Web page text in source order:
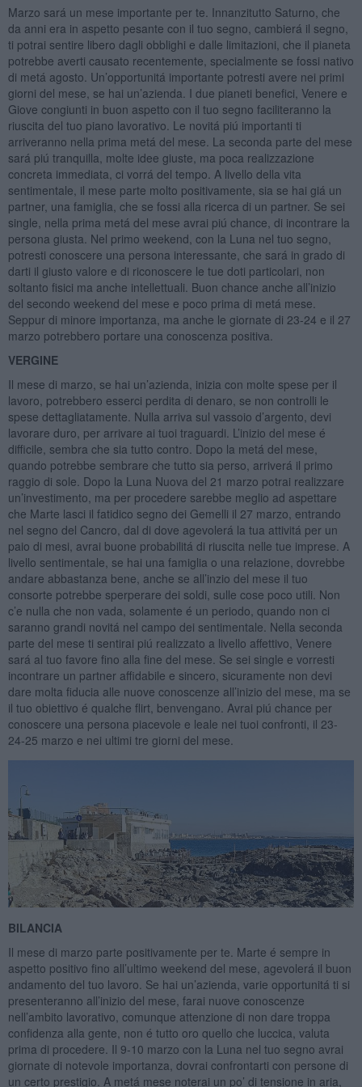
Marzo sará un mese importante per te. Innanzitutto Saturno, che
da anni era in aspetto pesante con il tuo segno, cambierá il segno,
ti potrai sentire libero dagli obblighi e dalle limitazioni, che il pianeta
potrebbe averti causato recentemente, specialmente se fossi nativo
di metá agosto. Un’opportunitá importante potresti avere nei primi
giorni del mese, se hai un’azienda. I due pianeti benefici, Venere e
Giove congiunti in buon aspetto con il tuo segno faciliteranno la
riuscita del tuo piano lavorativo. Le novitá piú importanti ti
arriveranno nella prima metá del mese. La seconda parte del mese
sará piú tranquilla, molte idee giuste, ma poca realizzazione
concreta immediata, ci vorrá del tempo. A livello della vita
sentimentale, il mese parte molto positivamente, sia se hai giá un
partner, una famiglia, che se fossi alla ricerca di un partner. Se sei
single, nella prima metá del mese avrai piú chance, di incontrare la
persona giusta. Nel primo weekend, con la Luna nel tuo segno,
potresti conoscere una persona interessante, che sará in grado di
darti il giusto valore e di riconoscere le tue doti particolari, non
soltanto fisici ma anche intellettuali. Buon chance anche all’inizio
del secondo weekend del mese e poco prima di metá mese.
Seppur di minore importanza, ma anche le giornate di 23-24 e il 27
marzo potrebbero portare una conoscenza positiva.
VERGINE
Il mese di marzo, se hai un’azienda, inizia con molte spese per il
lavoro, potrebbero esserci perdita di denaro, se non controlli le
spese dettagliatamente. Nulla arriva sul vassoio d’argento, devi
lavorare duro, per arrivare ai tuoi traguardi. L’inizio del mese é
difficile, sembra che sia tutto contro. Dopo la metá del mese,
quando potrebbe sembrare che tutto sia perso, arriverá il primo
raggio di sole. Dopo la Luna Nuova del 21 marzo potrai realizzare
un’investimento, ma per procedere sarebbe meglio ad aspettare
che Marte lasci il fatidico segno dei Gemelli il 27 marzo, entrando
nel segno del Cancro, dal di dove agevolerá la tua attivitá per un
paio di mesi, avrai buone probabilitá di riuscita nelle tue imprese. A
livello sentimentale, se hai una famiglia o una relazione, dovrebbe
andare abbastanza bene, anche se all’inzio del mese il tuo
consorte potrebbe sperperare dei soldi, sulle cose poco utili. Non
c’e nulla che non vada, solamente é un periodo, quando non ci
saranno grandi novitá nel campo dei sentimentale. Nella seconda
parte del mese ti sentirai piú realizzato a livello affettivo, Venere
sará al tuo favore fino alla fine del mese. Se sei single e vorresti
incontrare un partner affidabile e sincero, sicuramente non devi
dare molta fiducia alle nuove conoscenze all’inizio del mese, ma se
il tuo obiettivo é qualche flirt, benvengano. Avrai piú chance per
conoscere una persona piacevole e leale nei tuoi confronti, il 23-
24-25 marzo e nei ultimi tre giorni del mese.
BILANCIA
Il mese di marzo parte positivamente per te. Marte é sempre in
aspetto positivo fino all’ultimo weekend del mese, agevolerá il buon
andamento del tuo lavoro. Se hai un’azienda, varie opportunitá ti si
presenteranno all’inizio del mese, farai nuove conoscenze
nell’ambito lavorativo, comunque attenzione di non dare troppa
confidenza alla gente, non é tutto oro quello che luccica, valuta
prima di procedere. Il 9-10 marzo con la Luna nel tuo segno avrai
giornate di notevole importanza, dovrai confrontarti con persone di
un certo prestigio. A metá mese noterai un po’ di tensione in aria,